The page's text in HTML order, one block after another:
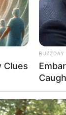
Clues
BUZZDAY